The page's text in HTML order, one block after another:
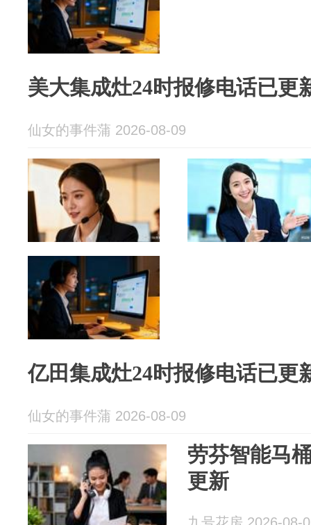
美大集成灶24时报修电话已更
仙女的事件蒲 2026-08-09
亿田集成灶24时报修电话已更
仙女的事件蒲 2026-08-09
劳芬智能马
更新